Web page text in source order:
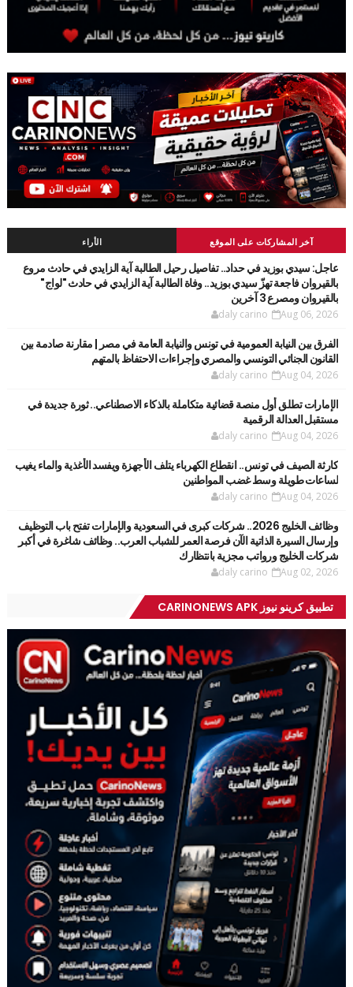
آخر المشاركات على الموقع الأراء
عاجل: سيدي بوزيد في حداد.. تفاصيل رحيل الطالبة آية الزايدي في حادث مروع
بالقيروان فاجعة تهزّ سيدي بوزيد.. وفاة الطالبة آية الزايدي في حادث "لواج"
بالقيروان ومصرع 3 آخرين
daly carino Aug 06, 2026
الفرق بين النيابة العمومية في تونس والنيابة العامة في مصر | مقارنة صادمة بين
القانون الجنائي التونسي والمصري وإجراءات الاحتفاظ بالمتهم
daly carino Aug 04, 2026
الإمارات تطلق أول منصة قضائية متكاملة بالذكاء الاصطناعي.. ثورة جديدة في
مستقبل العدالة الرقمية
daly carino Aug 04, 2026
كارثة الصيف في تونس.. انقطاع الكهرباء يتلف الأجهزة ويفسد الأغذية والماء يغيب
لساعات طويلة وسط غضب المواطنين
daly carino Aug 04, 2026
وظائف الخليج 2026.. شركات كبرى في السعودية والإمارات تفتح باب التوظيف
وإرسال السيرة الذاتية الآن فرصة العمر للشباب العرب.. وظائف شاغرة في أكبر
شركات الخليج ورواتب مجزية بانتظارك
daly carino Aug 02, 2026
تطبيق كرينو نيوز CARINONEWS APK